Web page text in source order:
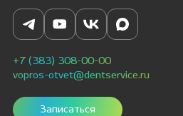
+7 (383) 308-00-00
vopros-otvet@dentservice.ru
Записаться